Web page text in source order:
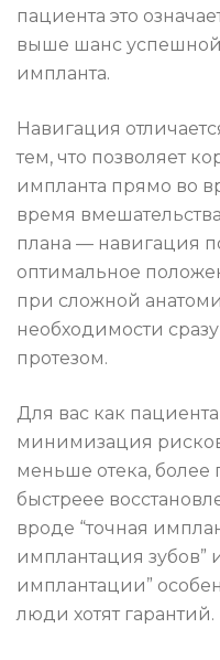
пациента это
выше шанс
импланта.
Навигация
тем, что позволяет
импланта прямо во
время
плана — навигация
оптимальное
при сложной
необходимости
протезом.
Для вас как
минимизация
меньше отека, более
быстреее
вроде “точная
имплантация зубов”
имплантации”
люди хотят гарантий.